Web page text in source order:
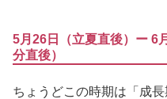
5月26日（立夏直後）ー 6
分直後）
ちょうどこの時期は「成